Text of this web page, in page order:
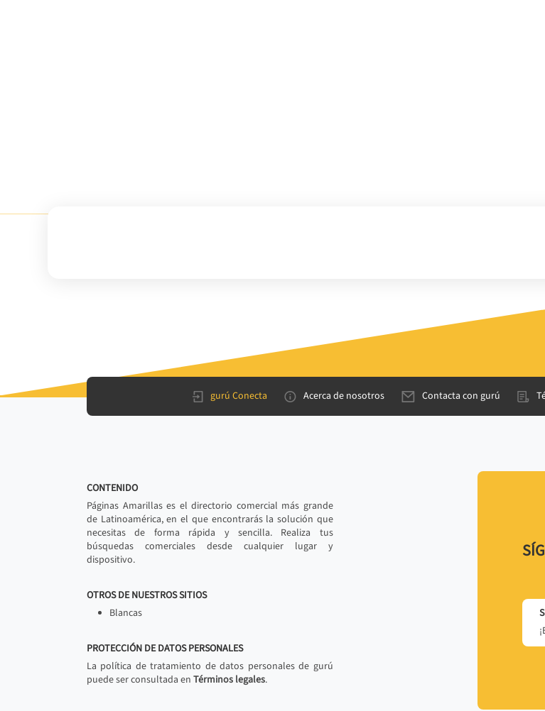
gurú Conecta Acerca de nosotros Contacta con gurú
CONTENIDO
Páginas Amarillas es el directorio comercial más grande
de Latinoamérica, en el que encontrarás la solución que
necesitas de forma rápida y sencilla. Realiza tus
búsquedas comerciales desde cualquier lugar y
dispositivo.
OTROS DE NUESTROS SITIOS
Blancas
PROTECCIÓN DE DATOS PERSONALES
La política de tratamiento de datos personales de gurú
puede ser consultada en Términos legales.